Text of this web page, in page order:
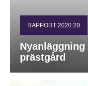
RAPPORT 2020:20
prästgård